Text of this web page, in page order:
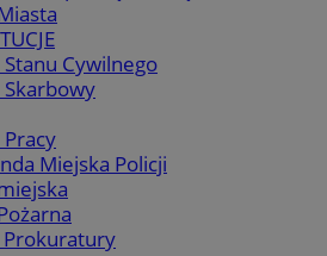
Stanu Cywilnego
Skarbowy
Miejska Policji
Prokuratury